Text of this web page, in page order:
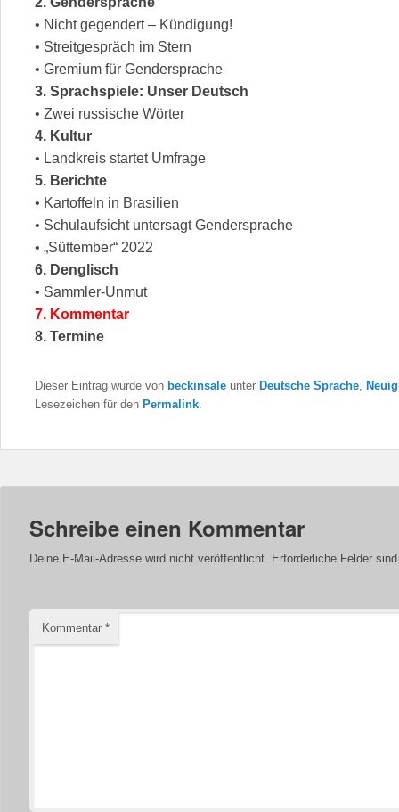
• Nicht gegendert – Kündigung!
• Streitgespräch im Stern
• Gremium für Gendersprache
3. Sprachspiele: Unser Deutsch
• Zwei russische Wörter
4. Kultur
• Landkreis startet Umfrage
5. Berichte
• Kartoffeln in Brasilien
• Schulaufsicht untersagt Gendersprache
• „Süttember“ 2022
6. Denglisch
• Sammler-Unmut
7. Kommentar
8. Termine
Dieser Eintrag wurde von beckinsale unter Deutsche Sprache
Lesezeichen für den Permalink
Schreibe einen Kommentar
Deine E-Mail-Adresse wird nicht veröffentlicht. Erforderliche Felder
Kommentar *